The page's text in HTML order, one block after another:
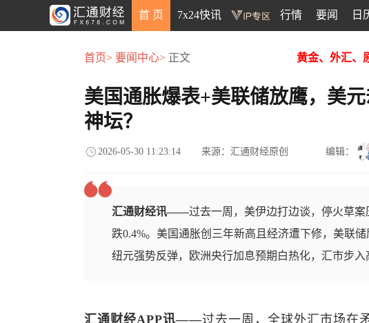
首 页 7x24快讯 行情 要闻 日
首页> 要闻中心> 正文 黄金、外汇、
美国通胀爆表+美联储放鹰，美
神坛？
2026-05-30 11:23:14 来源：汇通财经原创 编辑：
汇通财经讯——过去一周，美伊边打边谈，停火草
跌0.4%。美国通胀创三年新高且经济遭下修，美联
纽元强势反弹，欧洲央行加息预期白热化，汇市步入
汇通财经APP讯——过去一周，全球外汇市场在